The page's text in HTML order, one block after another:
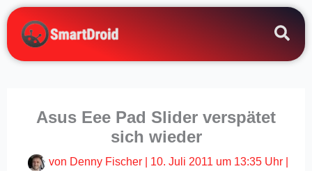
Zum
Inhalt
springen
Asus Eee Pad Slider verspätet
sich wieder
von Denny Fischer 10. Juli 2011 um 13:35 Uhr|